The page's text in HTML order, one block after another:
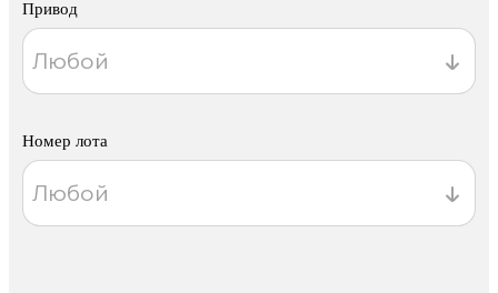
Привод
Номер лота